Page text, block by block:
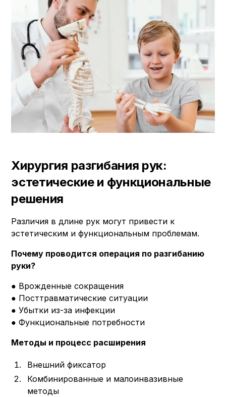
Хирургия разгибания рук:
эстетические и функциональные
решения
Различия в длине рук могут привести к
эстетическим и функциональным проблемам.
Почему проводится операция по разгибанию
руки?
● Врожденные сокращения
● Посттравматические ситуации
● Убытки из-за инфекции
● Функциональные потребности
Методы и процесс расширения
Внешний фиксатор
Комбинированные и малоинвазивные
методы